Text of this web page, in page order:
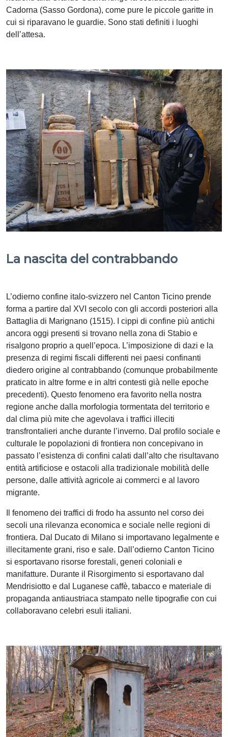
Cadorna (Sasso Gordona), come pure le piccole garitte in
cui si riparavano le guardie. Sono stati definiti i luoghi
dell’attesa.
La nascita del contrabbando
L’odierno confine italo-svizzero nel Canton Ticino prende
forma a partire dal XVI secolo con gli accordi posteriori alla
Battaglia di Marignano (1515). I cippi di confine più antichi
ancora oggi presenti si trovano nella zona di Stabio e
risalgono proprio a quell’epoca. L’imposizione di dazi e la
presenza di regimi fiscali differenti nei paesi confinanti
diedero origine al contrabbando (comunque probabilmente
praticato in altre forme e in altri contesti già nelle epoche
precedenti). Questo fenomeno era favorito nella nostra
regione anche dalla morfologia tormentata del territorio e
dal clima più mite che agevolava i traffici illeciti
transfrontalieri anche durante l’inverno. Dal profilo sociale e
culturale le popolazioni di frontiera non concepivano in
passato l’esistenza di confini calati dall’alto che risultavano
entità artificiose e ostacoli alla tradizionale mobilità delle
persone, dalle attività agricole ai commerci e al lavoro
migrante.
Il fenomeno dei traffici di frodo ha assunto nel corso dei
secoli una rilevanza economica e sociale nelle regioni di
frontiera. Dal Ducato di Milano si importavano legalmente e
illecitamente grani, riso e sale. Dall’odierno Canton Ticino
si esportavano risorse forestali, generi coloniali e
manifatture. Durante il Risorgimento si esportavano dal
Mendrisiotto e dal Luganese caffè, tabacco e materiale di
propaganda antiaustriaca stampato nelle tipografie con cui
collaboravano celebri esuli italiani.